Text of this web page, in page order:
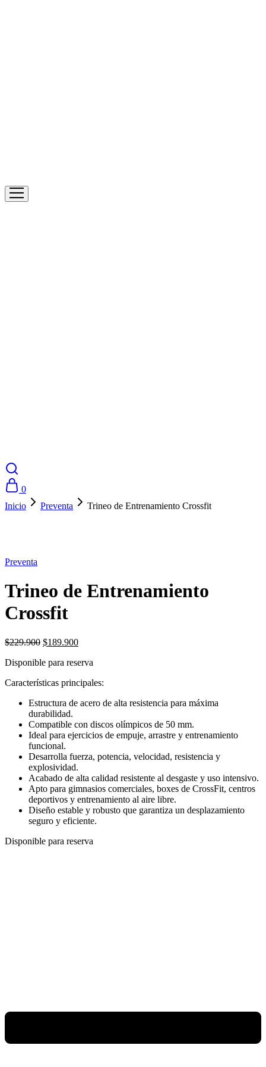
0
Inicio
Preventa Trineo de Entrenamiento Crossfit
Preventa
Trineo de Entrenamiento
Crossfit
$229.900 El
original
$229.900.
$189.900El
actual
$189.900.
Disponible para reserva
Características principales:
Estructura de acero de alta resistencia para máxima
durabilidad.
Compatible con discos olímpicos de 50 mm.
Ideal para ejercicios de empuje, arrastre y entrenamiento
funcional.
Desarrolla fuerza, potencia, velocidad, resistencia y
explosividad.
Acabado de alta calidad resistente al desgaste y uso intensivo.
Apto para gimnasios comerciales, boxes de CrossFit, centros
deportivos y entrenamiento al aire libre.
Diseño estable y robusto que garantiza un desplazamiento
seguro y eficiente.
Disponible para reserva